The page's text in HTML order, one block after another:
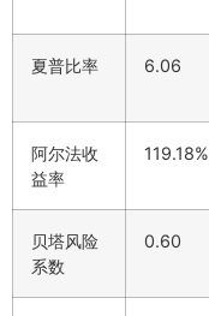
夏普比率 6.06
阿尔法收
益率
119.18%
贝塔风险
系数
0.60